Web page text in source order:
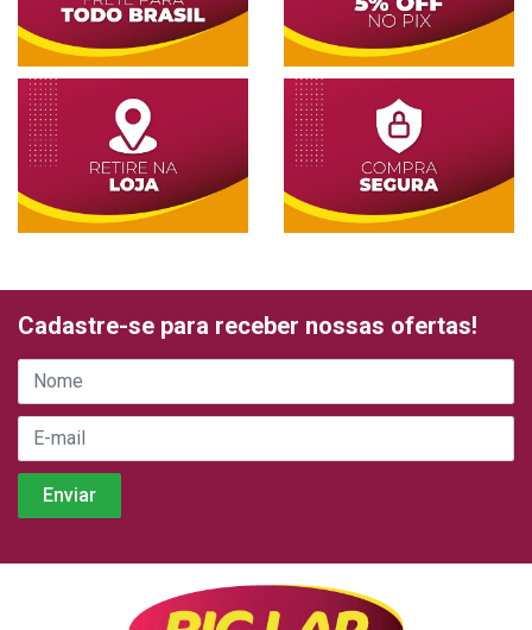
Cadastre-se para receber nossas ofertas!